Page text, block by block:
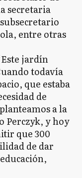
secretaria
entre otras
jardín
todavía
que estaba
de
a la
Perczyk, y hoy
que 300
de dar